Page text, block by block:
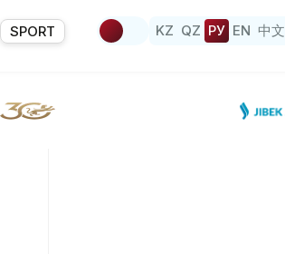
SPORT KZ QZ РУ EN 中文